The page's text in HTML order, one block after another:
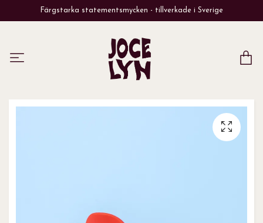
Färgstarka statementsmycken - tillverkade i Sverige